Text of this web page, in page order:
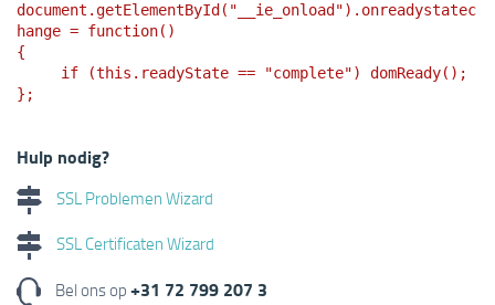
document.getElementById("__ie_onload").onreadystatec
hange = function()
{
if (this.readyState == "complete") domReady();
};
Hulp nodig?
SSL Problemen Wizard
SSL Certificaten Wizard
Bel ons op +31 72 799 207 3